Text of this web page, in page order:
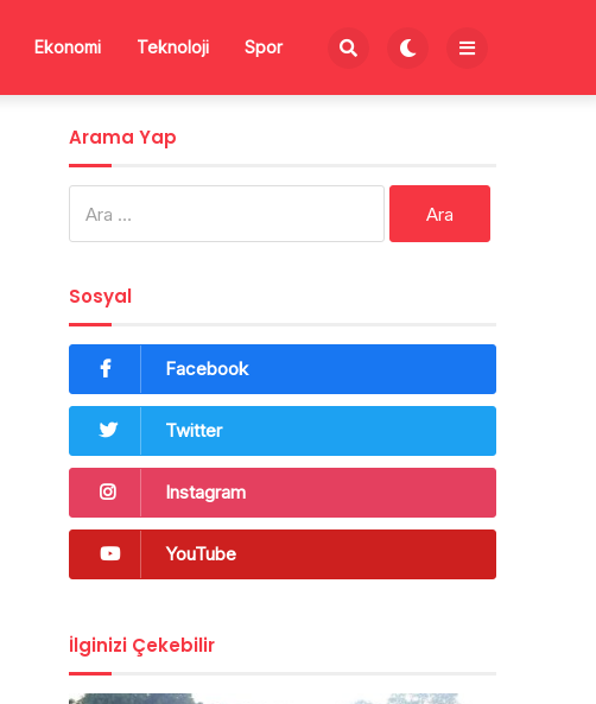
Ekonomi Teknoloji Spor
Arama Yap
Sosyal
Facebook
Twitter
Instagram
YouTube
İlginizi Çekebilir